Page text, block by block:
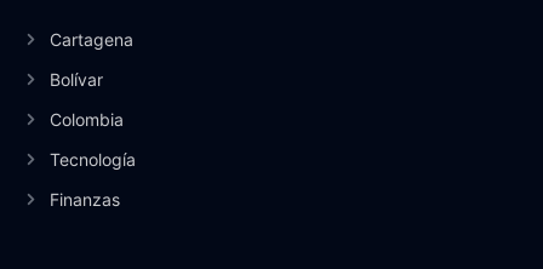
Cartagena
Bolívar
Colombia
Tecnología
Finanzas